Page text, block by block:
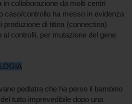
collaborazione da molti centri
caso/controllo ha messo in evidenza
produzione di titina (connectina)
ai controlli, per mutazione del gene
pediatra che ha perso il bambino
tutto imprevedibile dopo una